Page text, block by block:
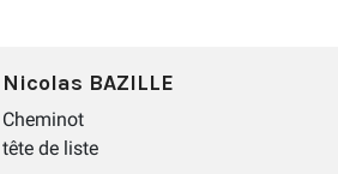
Nicolas BAZILLE
Cheminot
tête de liste